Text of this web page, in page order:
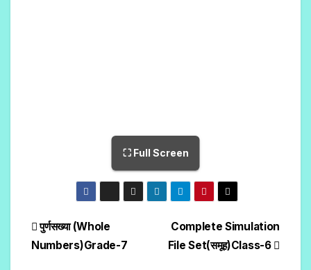
⛶ Full Screen
Complete Simulation
File Set(समूह)Class-6
पुर्णसख्या (Whole
Numbers)Grade-7